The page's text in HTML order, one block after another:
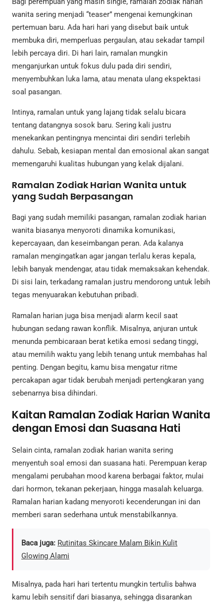
wanita sering menjadi “teaser” mengenai kemungkinan
pertemuan baru. Ada hari hari yang disebut baik untuk
membuka diri, memperluas pergaulan, atau sekadar tampil
lebih percaya diri. Di hari lain, ramalan mungkin
menganjurkan untuk fokus dulu pada diri sendiri,
menyembuhkan luka lama, atau menata ulang ekspektasi
soal pasangan.
Intinya, ramalan untuk yang lajang tidak selalu bicara
tentang datangnya sosok baru. Sering kali justru
menekankan pentingnya mencintai diri sendiri terlebih
dahulu. Sebab, kesiapan mental dan emosional akan sangat
memengaruhi kualitas hubungan yang kelak dijalani.
Ramalan Zodiak Harian Wanita untuk
yang Sudah Berpasangan
Bagi yang sudah memiliki pasangan, ramalan zodiak harian
wanita biasanya menyoroti dinamika komunikasi,
kepercayaan, dan keseimbangan peran. Ada kalanya
ramalan mengingatkan agar jangan terlalu keras kepala,
lebih banyak mendengar, atau tidak memaksakan kehendak.
Di sisi lain, terkadang ramalan justru mendorong untuk lebih
tegas menyuarakan kebutuhan pribadi.
Ramalan harian juga bisa menjadi alarm kecil saat
hubungan sedang rawan konflik. Misalnya, anjuran untuk
menunda pembicaraan berat ketika emosi sedang tinggi,
atau memilih waktu yang lebih tenang untuk membahas hal
penting. Dengan begitu, kamu bisa mengatur ritme
percakapan agar tidak berubah menjadi pertengkaran yang
sebenarnya bisa dihindari.
Kaitan Ramalan Zodiak Harian Wanita
dengan Emosi dan Suasana Hati
Selain cinta, ramalan zodiak harian wanita sering
menyentuh soal emosi dan suasana hati. Perempuan kerap
mengalami perubahan mood karena berbagai faktor, mulai
dari hormon, tekanan pekerjaan, hingga masalah keluarga.
Ramalan harian kadang menyoroti kecenderungan ini dan
memberi saran sederhana untuk menstabilkannya.
Baca juga: Rutinitas Skincare Malam Bikin Kulit
Glowing Alami
Misalnya, pada hari hari tertentu mungkin tertulis bahwa
kamu lebih sensitif dari biasanya, sehingga disarankan